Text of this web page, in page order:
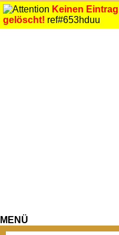
Keinen
gelöscht! ref#653hduu
MENÜ